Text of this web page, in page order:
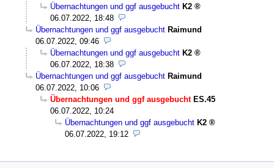
Übernachtungen und ggf ausgebucht K2
06.07.2022, 18:48
Übernachtungen und ggf ausgebucht Raimund
06.07.2022, 09:46
Übernachtungen und ggf ausgebucht K2
06.07.2022, 18:38
Übernachtungen und ggf ausgebucht Raimund
06.07.2022, 10:06
Übernachtungen und ggf ausgebucht ES.45
06.07.2022, 10:24
Übernachtungen und ggf ausgebucht K2
06.07.2022, 19:12